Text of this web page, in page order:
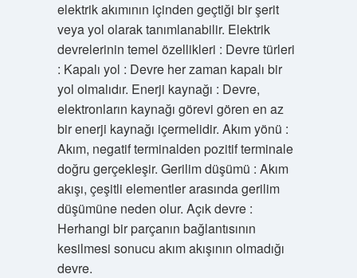
elektrik akımının içinden geçtiği bir şerit
veya yol olarak tanımlanabilir. Elektrik
devrelerinin temel özellikleri : Devre türleri
: Kapalı yol : Devre her zaman kapalı bir
yol olmalıdır. Enerji kaynağı : Devre,
elektronların kaynağı görevi gören en az
bir enerji kaynağı içermelidir. Akım yönü :
Akım, negatif terminalden pozitif terminale
doğru gerçekleşir. Gerilim düşümü : Akım
akışı, çeşitli elementler arasında gerilim
düşümüne neden olur. Açık devre :
Herhangi bir parçanın bağlantısının
kesilmesi sonucu akım akışının olmadığı
devre.